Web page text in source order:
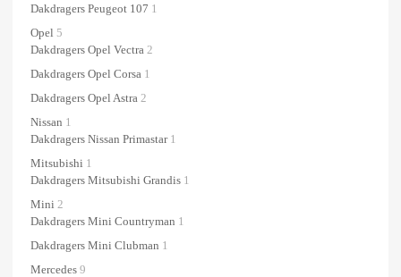
Dakdragers Peugeot 107 1
Opel 5
Dakdragers Opel Vectra 2
Dakdragers Opel Corsa 1
Dakdragers Opel Astra 2
Nissan 1
Dakdragers Nissan Primastar 1
Mitsubishi 1
Dakdragers Mitsubishi Grandis 1
Mini 2
Dakdragers Mini Countryman 1
Dakdragers Mini Clubman 1
Mercedes 9